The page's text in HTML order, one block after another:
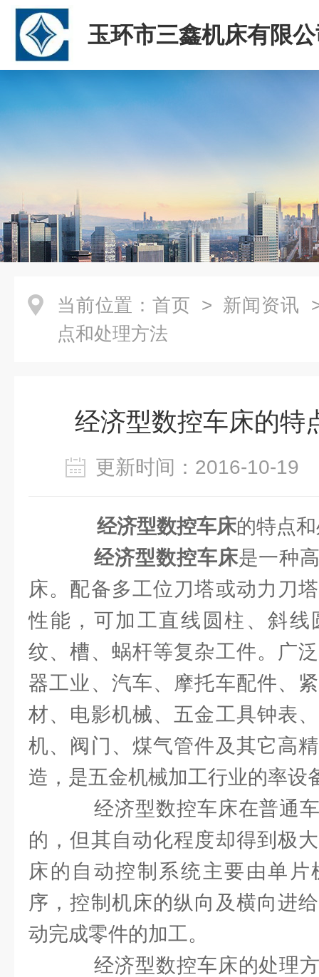
玉环市三鑫机床有限
当前位置： 首页 > 新闻资讯
点和处理方法
经济型数控车床的特
更新时间：2016-10-
经济型数控车床的特点
经济型数控车床是一种
床。配备多工位刀塔或动力刀
性能，可加工直线圆柱、斜线
纹、槽、蜗杆等复杂工件。广
器工业、汽车、摩托车配件、
材、电影机械、五金工具钟表
机、阀门、煤气管件及其它高
造，是五金机械加工行业的率设
经济型数控车床在普通
的，但其自动化程度却得到极
床的自动控制系统主要由单
序，控制机床的纵向及横向进
动完成零件的加工。
经济型数控车床的处理